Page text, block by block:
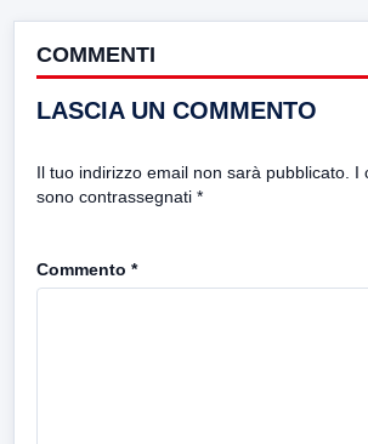
COMMENTI
LASCIA UN COMMENTO
Il tuo indirizzo email non sarà pubblicato. I
sono contrassegnati *
Commento *